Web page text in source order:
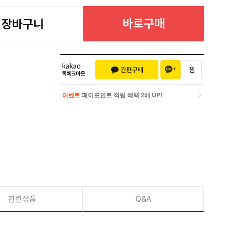
장바구니 바로구매
이벤트 페이포인트 적립 혜택 2배 UP!
관련상품 Q&A